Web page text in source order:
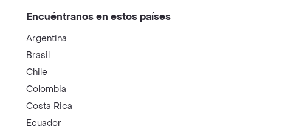
Encuéntranos en estos países
Argentina
Brasil
Chile
Colombia
Costa Rica
Ecuador